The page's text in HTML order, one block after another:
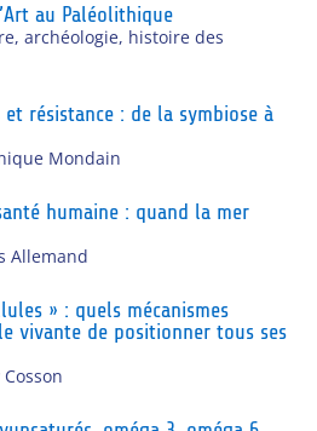
au Paléolithique
archéologie, histoire des
résistance : de la symbiose à
Mondain
humaine : quand la mer
Allemand
» : quels mécanismes
vivante de positionner tous ses
Cosson